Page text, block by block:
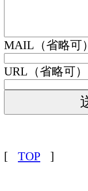
MAIL（省略可）
URL（省略可）
[ TOP ]